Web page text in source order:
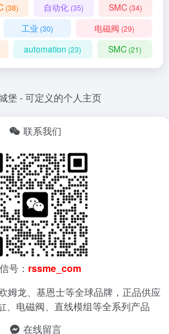
(38) 自动化 (35) SMC (34)
工业 (30) 电磁阀 (29)
automation (23) SMC(21)
联系我们
号： rssme_com
姆龙、基恩士等全球品牌，正品供应
、电磁阀、直线模组等全系列产品
在线留言